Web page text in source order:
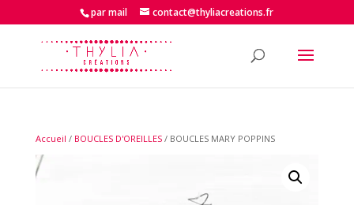
par mail contact@thyliacreations.fr
Accueil / BOUCLES D'OREILLES/ BOUCLES MARY POPPINS